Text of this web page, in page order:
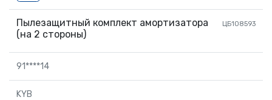
Пылезащитный комплект амортизатора
(на 2 стороны)
ЦБ108593
91****14
KYB